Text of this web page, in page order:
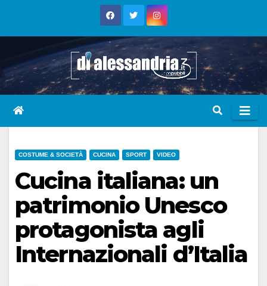
COSTUME & SOCIETÀ CUCINA SPORT VIDEO
Cucina italiana: un
patrimonio Unesco
protagonista agli
Internazionali d’Italia